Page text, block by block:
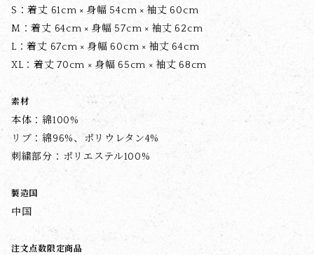
S：着丈 61cm × 身幅 54cm × 袖丈 60cm
M：着丈 64cm × 身幅 57cm × 袖丈 62cm
L：着丈 67cm × 身幅 60cm × 袖丈 64cm
XL：着丈 70cm × 身幅 65cm × 袖丈 68cm
素材
本体：綿100%
リブ：綿96%、ポリウレタン4%
刺繍部分：ポリエステル100%
製造国
中国
注文点数限定商品